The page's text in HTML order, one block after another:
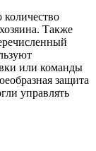
Также
или команды
защита
управлять